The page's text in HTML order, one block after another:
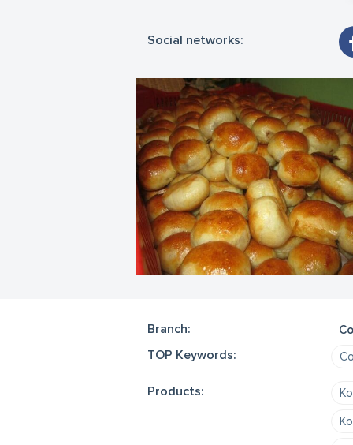
Social networks:
Branch:
TOP Keywords:
Products: